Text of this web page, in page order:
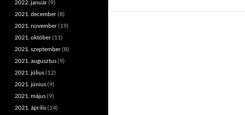
2022. január(9)
2021. december(8)
2021. november(19)
2021. október(11)
2021. szeptember(8)
2021. augusztus(9)
2021. július(12)
2021. június(9)
2021. május(9)
2021. április(14)